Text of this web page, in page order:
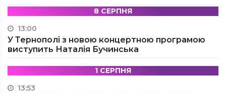
8 СЕРПНЯ
13:00
У Тернополі з новою концертною програмою
виступить Наталія Бучинська
1 СЕРПНЯ
13:53